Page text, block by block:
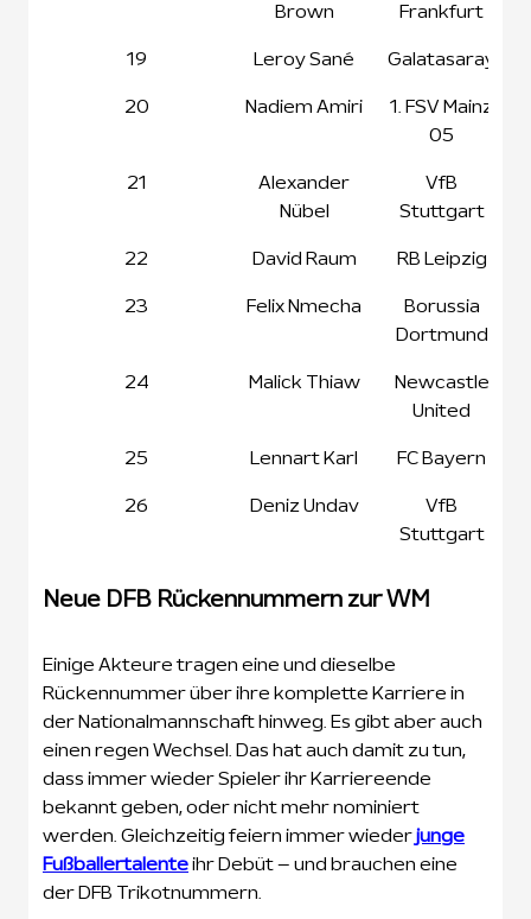
Brown
Frankfurt
19 Leroy Sané Galatasaray
20 Nadiem Amiri
1. FSV Mainz
05
21
Alexander
Nübel
VfB
Stuttgart
22 David Raum RB Leipzig
23 Felix Nmecha
Borussia
Dortmund
24 Malick Thiaw
Newcastle
United
25 Lennart Karl FC Bayern
26 Deniz Undav
VfB
Stuttgart
Neue DFB Rückennummern zur WM
Einige Akteure tragen eine und dieselbe
Rückennummer über ihre komplette Karriere in
der Nationalmannschaft hinweg. Es gibt aber auch
einen regen Wechsel. Das hat auch damit zu tun,
dass immer wieder Spieler ihr Karriereende
bekannt geben, oder nicht mehr nominiert
werden. Gleichzeitig feiern immer wiederjunge
Fußballertalenteihr Debüt – und brauchen eine
der DFB Trikotnummern.